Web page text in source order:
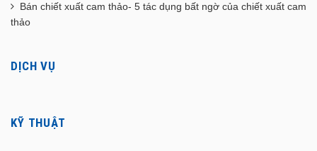
Bán chiết xuất cam thảo- 5 tác dụng bất ngờ của chiết xuất cam
thảo
DỊCH VỤ
KỸ THUẬT